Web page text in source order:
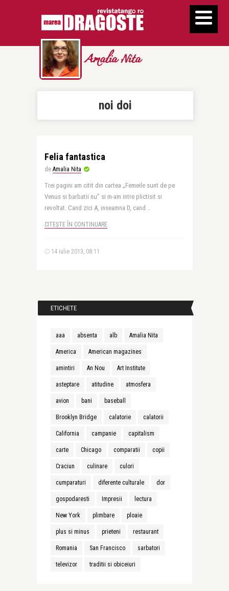
Amalia Nita
noi doi
Felia fantastica
de Amalia Nita
Trei pagini am citit din cartea „Femeile sunt de pe
Venus si barbatii nu” si m-am intre plictisit si
revoltat. Cand zici A, inseamna D, cand ..
CITEȘTE ÎN CONTINUARE
14 iulie 2013, 08:11
ETICHETE
aaa absenta alb Amalia Nita
America American magazines
amintiri An Nou Art Institute
asteptare atitudine atmosfera
avion bani baseball
Brooklyn Bridge calatorie calatorii
California campanie capitalism
carte Chicago comparatii copii
Craciun culinare culori
cumparaturi diferente culturale dor
gospodaresti Impresii lectura
New York plimbare ploaie
plus si minus prieteni restaurant
Romania San Francisco sarbatori
televizor traditii si obiceiuri